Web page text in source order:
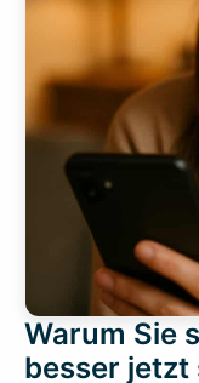
Warum Sie
besser jetzt